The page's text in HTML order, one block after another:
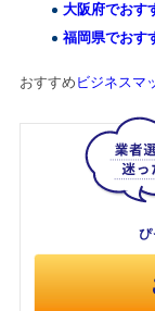
大阪府でおす
福岡県でおす
おすすめ ビジネスマ
ぴ